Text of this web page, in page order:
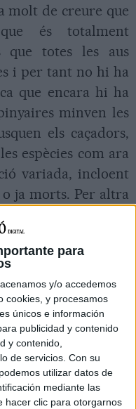
para
y/o accedemos
cookies, y procesamos
únicos e información
publicidad y contenido
y contenido,
de servicios. Con su
utilizar datos de
mediante las
hacer clic para otorgarnos
molt de creure que
és totalment
que totes les aus
i per tant no hi ha
que encara hi ha
minven les
els caçadors,
espècies com ara
variada, incloent
ja morts. Per altra
que resulten de
pagesos. Però als
marins disparats,
estat abatuts des
'No ho entens; et
que menja